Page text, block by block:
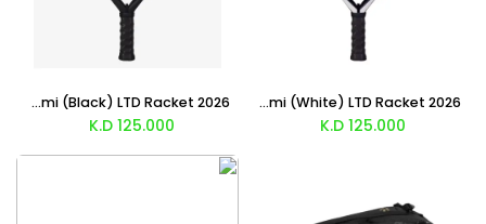
Bullpadel Neuron 02 Edge Fede Chingotto Miami (White) LTD Racket 2026
125.000
Bullpadel Neuron 02 Edge Fede Chingotto Miami (Black) LTD Racket 2026
125.000